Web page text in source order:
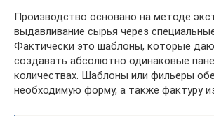
Производство основано на методе
выдавливание сырья через
Фактически это шаблоны, которые
создавать абсолютно одинаковые
количествах. Шаблоны или фильеры
необходимую форму, а также фактуру